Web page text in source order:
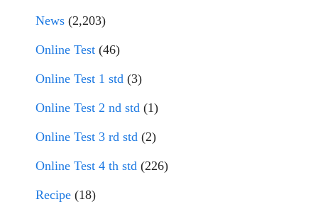
News (2,203)
Online Test (46)
Online Test 1 std (3)
Online Test 2 nd std (1)
Online Test 3 rd std (2)
Online Test 4 th std (226)
Recipe (18)